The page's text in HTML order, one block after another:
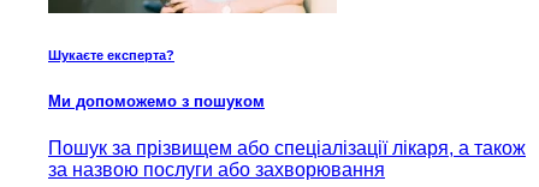
Шукаєте експерта?
Ми допоможемо з пошуком
Пошук за прізвищем або спеціалізації лікаря, а також
за назвою послуги або захворювання